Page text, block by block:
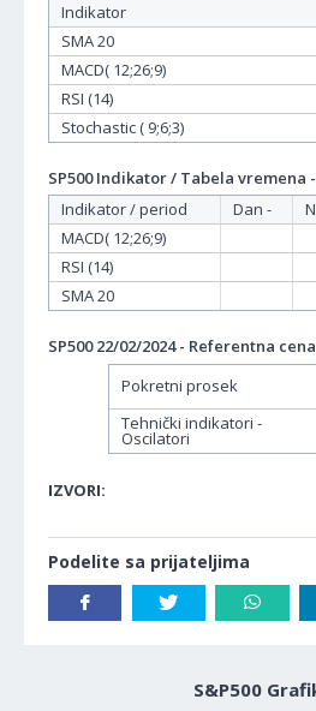
Indikator
SMA 20
MACD( 12;26;9)
RSI (14)
Stochastic ( 9;6;3)
SP500 Indikator / Tabela vremena
Indikator / period
Dan -
MACD( 12;26;9)
RSI (14)
SMA 20
SP500 22/02/2024 - Referentna
Pokretni prosek
Tehnički indikatori -
Oscilatori
IZVORI:
Podelite sa prijateljima
S&P500